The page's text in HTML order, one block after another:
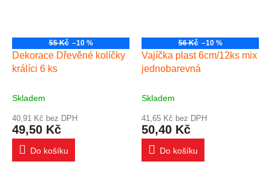
55 Kč –10 %
Dekorace Dřevěné kolíčky
králíci 6 ks
Skladem
40,91 Kč bez DPH
49,50 Kč
Do košíku
56 Kč –10 %
Vajíčka plast 6cm/12ks mix
jednobarevná
Skladem
41,65 Kč bez DPH
50,40 Kč
Do košíku